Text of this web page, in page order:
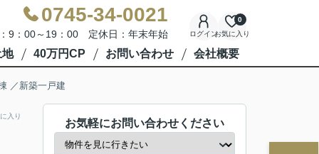
0745-34-0021
9：00～19：00 定休日：年末年始 ログインお気に入り
0
地 40万円CP お問い合わせ 会社概要
／新築一戸建
入り
お気軽にお問い合わせください